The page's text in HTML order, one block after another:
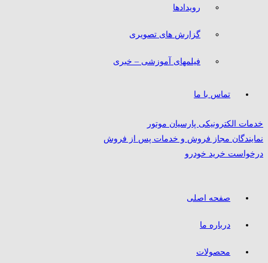
رویدادها
گزارش های تصویری
فیلمهای آموزشی – خبری
تماس با ما
خدمات الکترونیکی پارسیان موتور
نمایندگان مجاز فروش و خدمات پس از فروش
درخواست خرید خودرو
صفحه اصلی
درباره ما
محصولات